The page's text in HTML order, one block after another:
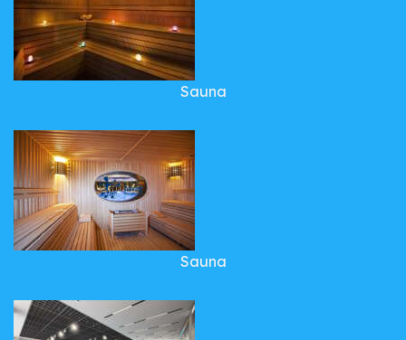
Sauna
Sauna